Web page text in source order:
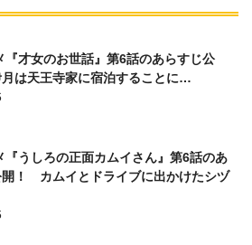
『才女のお世話』第6話のあらすじ公
は天王寺家に宿泊することに…
『うしろの正面カムイさん』第6話のあ
開！ カムイとドライブに出かけたシヅ